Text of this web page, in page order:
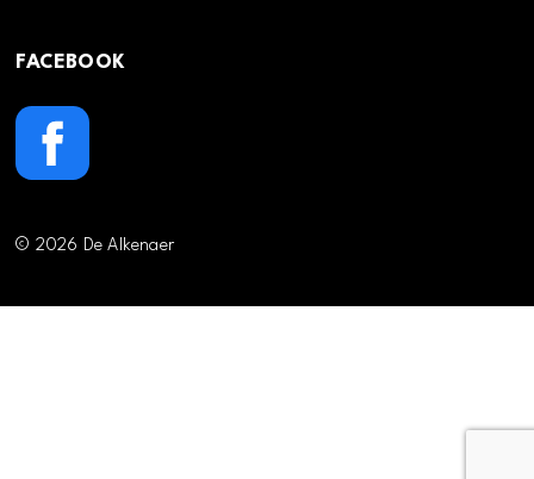
FACEBOOK
© 2026 De Alkenaer